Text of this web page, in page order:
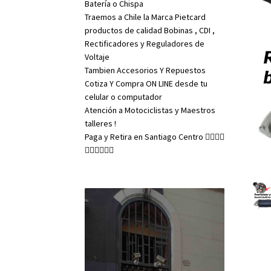
Batería o Chispa
Traemos a Chile la Marca Pietcard
productos de calidad Bobinas , CDI ,
Rectificadores y Reguladores de
Voltaje
Tambien Accesorios Y Repuestos
Cotiza Y Compra ON LINE desde tu
celular o computador
Atención a Motociclistas y Maestros
talleres !
Paga y Retira en Santiago Centro 👇🏼👇🏼
👇🏼👇🏼👇🏼